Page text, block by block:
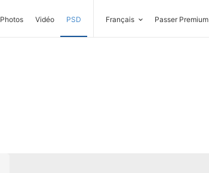
Photos Vidéo PSD Français Passer Premium